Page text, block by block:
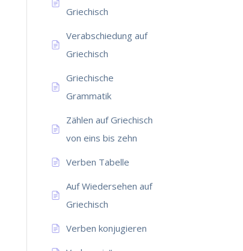
Griechisch
Verabschiedung auf
Griechisch
Griechische
Grammatik
Zählen auf Griechisch
von eins bis zehn
Verben Tabelle
Auf Wiedersehen auf
Griechisch
Verben konjugieren